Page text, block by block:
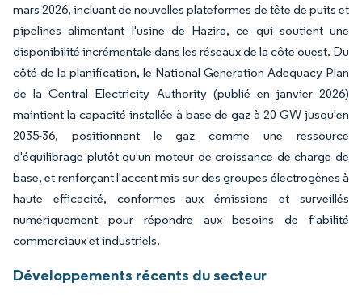
mars 2026, incluant de nouvelles plateformes de tête de puits et
pipelines alimentant l'usine de Hazira, ce qui soutient une
disponibilité incrémentale dans les réseaux de la côte ouest. Du
côté de la planification, le National Generation Adequacy Plan
de la Central Electricity Authority (publié en janvier 2026)
maintient la capacité installée à base de gaz à 20 GW jusqu'en
2035-36, positionnant le gaz comme une ressource
d'équilibrage plutôt qu'un moteur de croissance de charge de
base, et renforçant l'accent mis sur des groupes électrogènes à
haute efficacité, conformes aux émissions et surveillés
numériquement pour répondre aux besoins de fiabilité
commerciaux et industriels.
Développements récents du secteur